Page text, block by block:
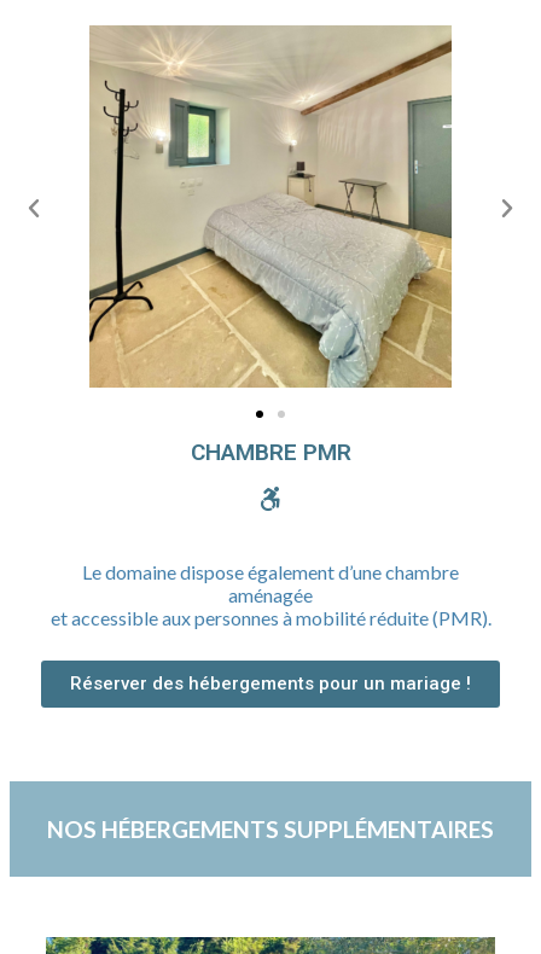
CHAMBRE PMR
Le domaine dispose également d’une chambre
aménagée
et accessible aux personnes à mobilité réduite (PMR).
Réserver des hébergements pour un mariage !
NOS HÉBERGEMENTS SUPPLÉMENTAIRES